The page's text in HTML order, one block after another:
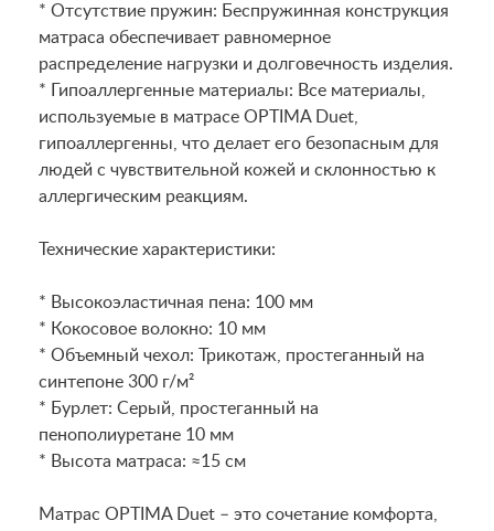
* Отсутствие пружин: Беспружинная конструкция
матраса обеспечивает равномерное
распределение нагрузки и долговечность изделия.
* Гипоаллергенные материалы: Все материалы,
используемые в матрасе OPTIMA Duet,
гипоаллергенны, что делает его безопасным для
людей с чувствительной кожей и склонностью к
аллергическим реакциям.
Технические характеристики:
* Высокоэластичная пена: 100 мм
* Кокосовое волокно: 10 мм
* Объемный чехол: Трикотаж, простеганный на
синтепоне 300 г/м²
* Бурлет: Серый, простеганный на
пенополиуретане 10 мм
* Высота матраса: ≈15 см
Матрас OPTIMA Duet – это сочетание комфорта,